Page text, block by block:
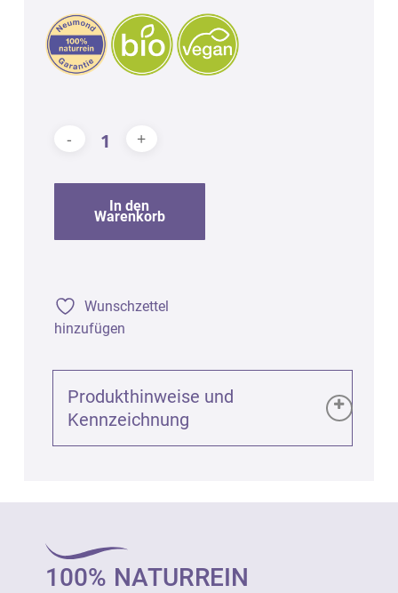
In den
Warenkorb
Wunschzettel
hinzufügen
Produkthinweise und
Kennzeichnung
Art. 1491
100% NATURREIN